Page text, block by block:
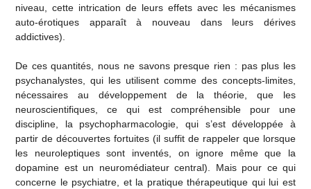
niveau, cette intrication de leurs effets avec les mécanismes
auto-érotiques apparaît à nouveau dans leurs dérives
addictives).
De ces quantités, nous ne savons presque rien : pas plus les
psychanalystes, qui les utilisent comme des concepts-limites,
nécessaires au développement de la théorie, que les
neuroscientifiques, ce qui est compréhensible pour une
discipline, la psychopharmacologie, qui s’est développée à
partir de découvertes fortuites (il suffit de rappeler que lorsque
les neuroleptiques sont inventés, on ignore même que la
dopamine est un neuromédiateur central). Mais pour ce qui
concerne le psychiatre, et la pratique thérapeutique qui lui est